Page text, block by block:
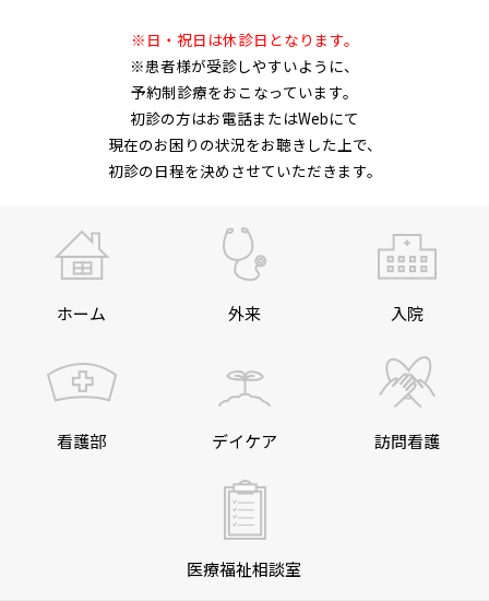
※日・祝日は休診日となります。
※患者様が受診しやすいように、
予約制診療をおこなっています。
初診の方はお電話またはWebにて
現在のお困りの状況をお聴きした上で、
初診の日程を決めさせていただきます。
ホーム 外来 入院
看護部 デイケア 訪問看護
医療福祉相談室